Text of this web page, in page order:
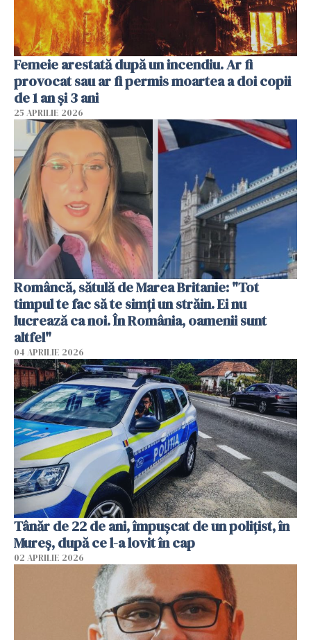
Femeie arestată după un incendiu. Ar fi
provocat sau ar fi permis moartea a doi copii
de 1 an și 3 ani
25 APRILIE 2026
Româncă, sătulă de Marea Britanie: "Tot
timpul te fac să te simți un străin. Ei nu
lucrează ca noi. În România, oamenii sunt
altfel"
04 APRILIE 2026
Tânăr de 22 de ani, împușcat de un polițist, în
Mureș, după ce l-a lovit în cap
02 APRILIE 2026